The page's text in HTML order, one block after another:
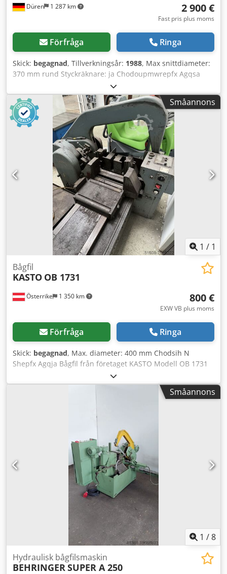
Düren 1 287 km 2 900 €
Fast pris plus moms
Förfråga Ringa
Skick: begagnad, Tillverkningsår: 1988, Max snittdiameter:
370 mm rund Styckräknare: ja Chodoupmwrepfx Agqsa
Småannons
1 / 1
Österrike 1 350 km
Bågfil
KASTO OB 1731
800 €
EXW VB plus moms
Förfråga Ringa
Skick: begagnad, Max. diameter: 400 mm Chodsih N
Shepfx Agqja Bågfil från företaget KASTO Modell OB 1731
Videor: ?feature=share ?feature=share
Småannons
1 /8
Hydraulisk bågfilsmaskin
BEHRINGER SUPER A 250